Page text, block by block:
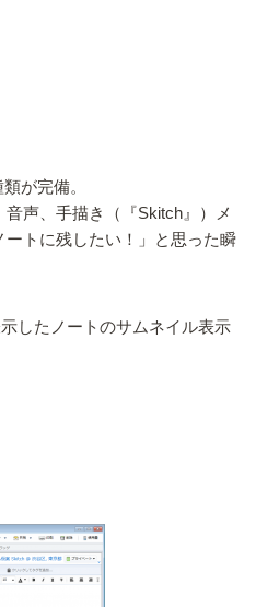
が完備。
声、手描き（『Skitch』）メ
トに残したい！」と思った瞬
したノートのサムネイル表示